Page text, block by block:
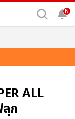
N
ALL
ลุก